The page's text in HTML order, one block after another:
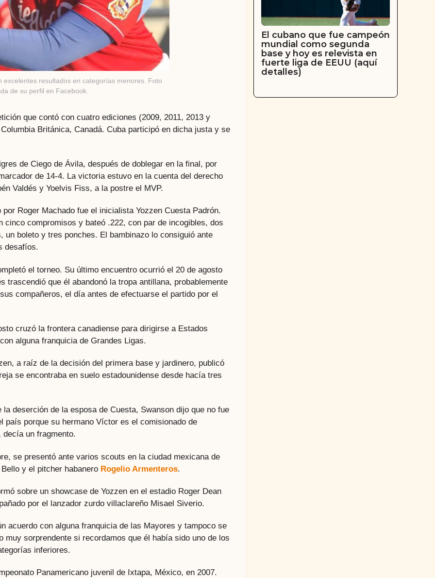
excelentes resultados en categorías menores. Foto
de su perfil en Facebook.
que contó con cuatro ediciones (2009, 2011, 2013 y
Británica, Canadá. Cuba participó en dicha justa y se
de Ciego de Ávila, después de doblegar en la final, por
de 14-4. La victoria estuvo en la cuenta del derecho
Valdés y Yoelvis Fiss, a la postre el MVP.
Roger Machado fue el inicialista Yozzen Cuesta Padrón.
cinco compromisos y bateó .222, con par de incogibles, dos
un boleto y tres ponches. El bambinazo lo consiguió ante
desafíos.
el torneo. Su último encuentro ocurrió el 20 de agosto
trascendió que él abandonó la tropa antillana, probablemente
compañeros, el día antes de efectuarse el partido por el
cruzó la frontera canadiense para dirigirse a Estados
alguna franquicia de Grandes Ligas.
a raíz de la decisión del primera base y jardinero, publicó
se encontraba en suelo estadounidense desde hacía tres
deserción de la esposa de Cuesta, Swanson dijo que no fue
país porque su hermano Víctor es el comisionado de
decía un fragmento.
se presentó ante varios scouts en la ciudad mexicana de
y el pitcher habanero Rogelio Armenteros.
sobre un showcase de Yozzen en el estadio Roger Dean
por el lanzador zurdo villaclareño Misael Siverio.
acuerdo con alguna franquicia de las Mayores y tampoco se
muy sorprendente si recordamos que él había sido uno de los
inferiores.
Panamericano juvenil de Ixtapa, México, en 2007.
El cubano que fue campeón
mundial como segunda
base y hoy es relevista en
fuerte liga de EEUU (aquí
detalles)